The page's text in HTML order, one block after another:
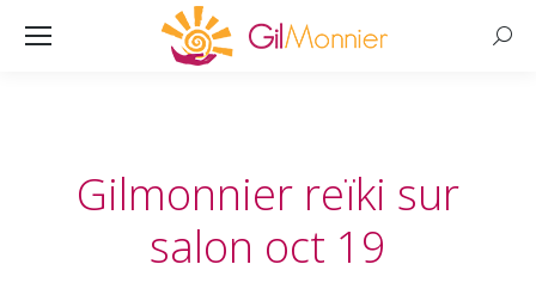
Gilmonnier reïki sur
salon oct 19